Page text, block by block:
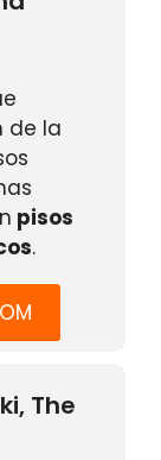
de la
pisos
.
The